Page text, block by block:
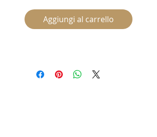
Aggiungi al carrello